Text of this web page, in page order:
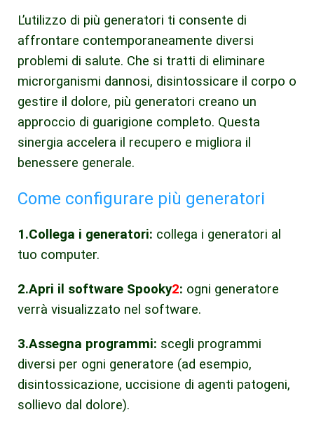
L’utilizzo di più generatori ti consente di
affrontare contemporaneamente diversi
problemi di salute. Che si tratti di eliminare
microrganismi dannosi, disintossicare il corpo o
gestire il dolore, più generatori creano un
approccio di guarigione completo. Questa
sinergia accelera il recupero e migliora il
benessere generale.
Come configurare più generatori
1.Collega i generatori: collega i generatori al
tuo computer.
2.Apri il software Spooky2: ogni generatore
verrà visualizzato nel software.
3.Assegna programmi: scegli programmi
diversi per ogni generatore (ad esempio,
disintossicazione, uccisione di agenti patogeni,
sollievo dal dolore).